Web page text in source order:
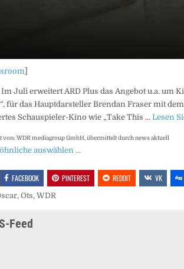
]
Juli erweitert ARD Plus das Angebot u.a. um
für das Hauptdarsteller Brendan Fraser mit
Schauspieler-Kino wie „Take This … Lesen
von: WDR mediagroup GmbH, übermittelt durch news aktuell
auswählen …
FACEBOOK PINTEREST REDDIT VK
, Ots, WDR
Feed